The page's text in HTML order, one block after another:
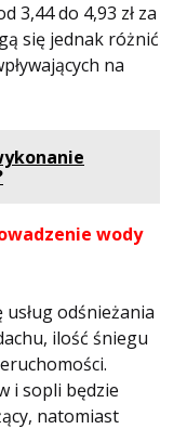
3,44 do 4,93 zł za
się jednak różnić
na
wody
usług odśnieżania
ilość śniegu
i sopli będzie
natomiast